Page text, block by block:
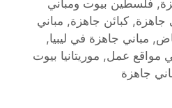
, فلسطين بيوت ومباني
جاهزة, كبائن جاهزة, مباني
, مباني جاهزة في ليبيا,
مواقع عمل , موريتانيا بيوت
جاهزة